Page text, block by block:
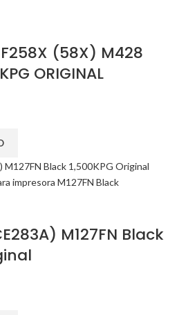
(58X) M428
ORIGINAL
M127FN Black